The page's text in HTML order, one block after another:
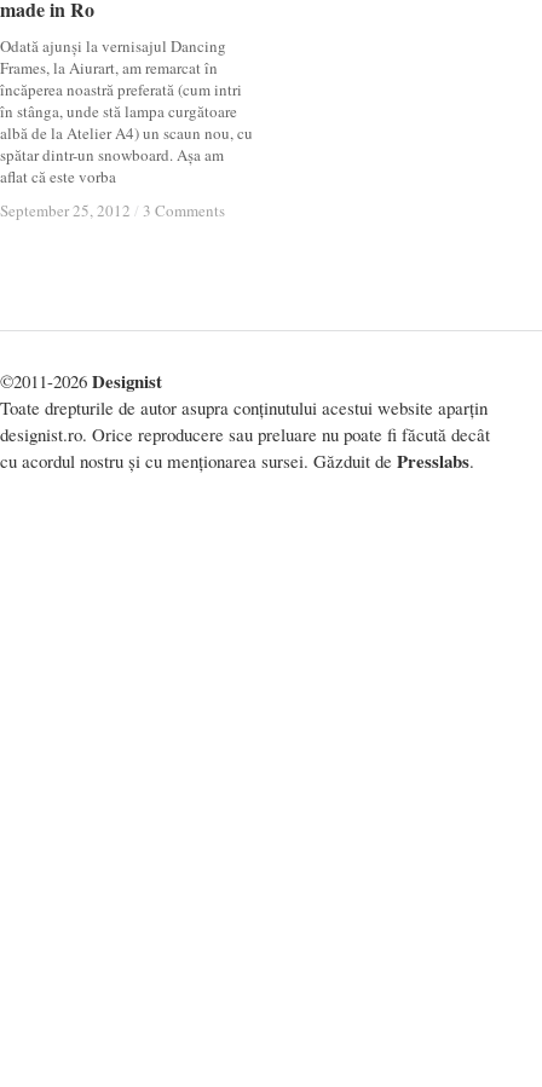
made in Ro
Odată ajunși la vernisajul Dancing
Frames, la Aiurart, am remarcat în
încăperea noastră preferată (cum intri
în stânga, unde stă lampa curgătoare
albă de la Atelier A4) un scaun nou, cu
spătar dintr-un snowboard. Așa am
aflat că este vorba
September 25, 2012 / 3 Comments
made in Ro
September 25, 2012 / 3 Comments
©2011-2026 Designist
Toate drepturile de autor asupra conținutului acestui website aparțin
designist.ro. Orice reproducere sau preluare nu poate fi făcută decât
cu acordul nostru și cu menționarea sursei. Găzduit de Presslabs.